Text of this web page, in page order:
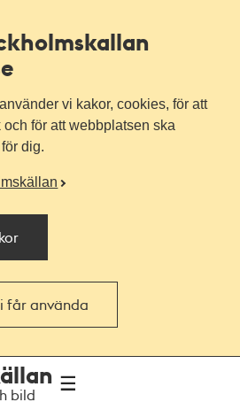
vi kakor, cookies, för att
för att webbplatsen ska
dig.
får använda
bild